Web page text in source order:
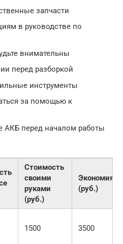
запчасти
в руководстве по
внимательны
перед разборкой
инструменты
за помощью к
АКБ перед началом работы
Стоимость
своими
руками
(руб.)
Экономия
(руб.)
1500 3500